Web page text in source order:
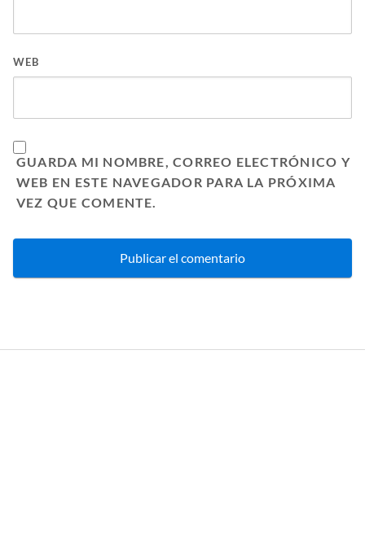
WEB
GUARDA MI NOMBRE, CORREO ELECTRÓNICO Y
WEB EN ESTE NAVEGADOR PARA LA PRÓXIMA
VEZ QUE COMENTE.